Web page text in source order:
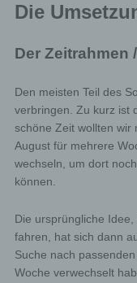
Die
Der Zeitrahmen
Den meisten Teil des
verbringen. Zu kurz ist
schöne Zeit wollten wir
August für mehrere
wechseln, um dort
können.
Die ursprüngliche
fahren, hat sich dann
Suche nach
Woche verwechselt